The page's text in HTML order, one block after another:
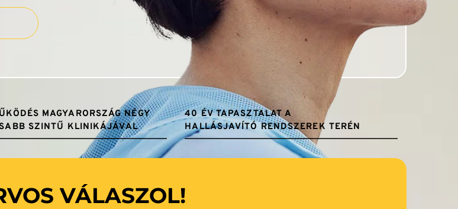
MAGYARORSZÁG NÉGY
SZINTŰ KLINIKÁJÁVAL
40 ÉV TAPASZTALAT A
HALLÁSJAVÍTÓ RENDSZEREK TERÉN
VÁLASZOL!